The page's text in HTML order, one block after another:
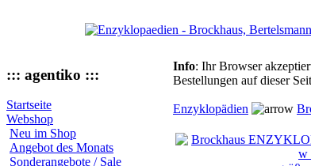
::: agentiko :::
Startseite
Webshop
Neu im Shop
Angebot des Monats
Sonderangebote / Sale
Info: Ihr Browser
Bestellungen auf dieser
Enzyklopädien